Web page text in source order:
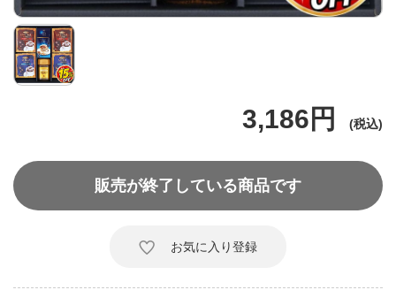
3,186円
お気に入り登録
販売が終了している商品です